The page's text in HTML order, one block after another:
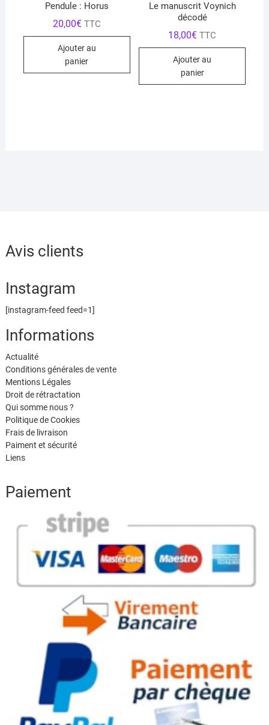
Pendule : Horus
20,00€ TTC
Ajouter au
panier
Le manuscrit Voynich
décodé
18,00€ TTC
Ajouter au
panier
Avis clients
Instagram
[instagram-feed feed=1]
Informations
Actualité
Conditions générales de vente
Mentions Légales
Droit de rétractation
Qui somme nous ?
Politique de Cookies
Frais de livraison
Paiment et sécurité
Liens
Paiement